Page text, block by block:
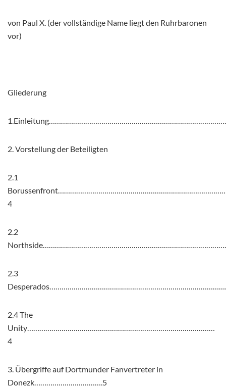
von Paul X. (der vollständige Name liegt den Ruhrbaronen
vor)
Gliederung
2. Vorstellung der Beteiligten
2.1
4
2.2
2.3
2.4 The
Unity…………………………………………………………………………………
4
3. Übergriffe auf Dortmunder Fanvertreter in
Donezk…………………………….5